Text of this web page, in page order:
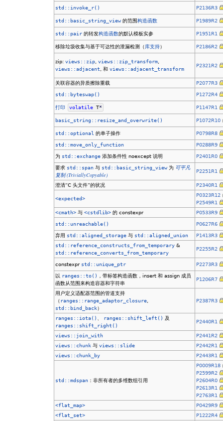
std::invoke_r() P2136R3
std::basic_string_view 的范围构造函数 P1989R2
std::pair 的转发构造函数的默认模板实参 P1951R1
移除垃圾收集与基于可达性的泄漏检测（库支持） P2186R2
zip:views::zip ,views::zip_transform
views::adjacent , 和views::adjacent_transform
P2321R2
关联容器的异质擦除重载
P2077R3
std::byteswap()
P1272R4
打印 volatile T* P1147R1
basic_string::resize_and_overwrite() P1072R10
std::optional 的单子操作
P0798R8
std::move_only_function
P0288R9
为 std::exchange 添加条件性 noexcept 说明
P2401R0
要求 std::span 与 std::basic_string_view 为 可平凡
复制 (TriviallyCopyable)
P2251R1
澄清“C 头文件”的状况 P2340R1
<expected>
P0323R12
P2549R1
<cmath> 与<cstdlib> 的 constexpr
P0533R9
std::unreachable()
P0627R6
弃用 std::aligned_storage 与 std::aligned_union
P1413R3
std::reference_constructs_from_temporary &
std::reference_converts_from_temporary
P2255R2
constexpr std::unique_ptr
P2273R3
以 ranges::to() ，带标签构造函数，insert 和 assign 成员
函数从范围来构造容器和字符串
P1206R7
用户定义适配器范围的管道支持
（ranges::range_adaptor_closure
std::bind_back）
P2387R3
ranges::iota() ranges::shift_left() 及
ranges::shift_right()
P2440R1
views::join_with
P2441R2
views::chunk 与views::slide
P2442R1
views::chunk_by
P2443R1
std::mdspan ：非所有者的多维数组引用
P0009R18
P2599R2
P2604R0
P2613R1
P2763R1
<flat_map>
P0429R9
<flat_set>
P1222R4